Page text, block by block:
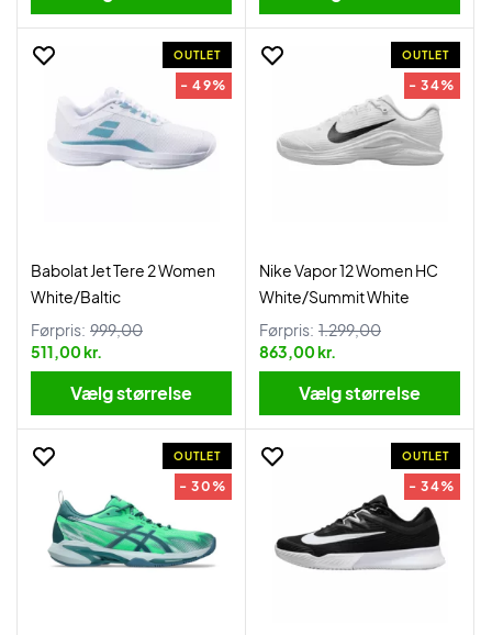
OUTLET
- 49%
Babolat Jet Tere 2 Women
White/Baltic
Førpris: 999,00
511,00 kr.
Vælg størrelse
OUTLET
- 34%
Nike Vapor 12 Women HC
White/Summit White
Førpris: 1.299,00
863,00 kr.
Vælg størrelse
OUTLET
- 30%
OUTLET
- 34%